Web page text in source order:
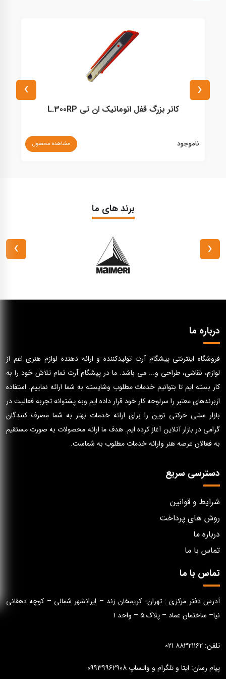
کاتر بزرگ قفل اتوماتیک ان تی L.300RP
ناموجود مشاهده محصول
‹
›
برند های ما
‹
›
درباره ما
فروشگاه اینترنتی پیشگام آرت تولیدکننده و ارائه دهنده لوازم هنری اعم از
لوازم، نقاشی، طراحی و... می باشد. ما در پیشگام آرت تمام تلاش خود را به
کار بسته ایم تا بتوانیم خدمات مطلوب وشایسته به شما ارائه نماییم. استفاده
ازبرندهای معتبر را سرلوحه کار خود قرار داده ایم وبه پشتوانه تجربه فعالیت در
بازار سنتی حرکتی نوین را برای ارائه خدمات بهتر به شما مصرف کنندگان
گرامی در بازار آنلاین آغاز کرده ایم. هدف ما ارائه محصولات به صورت مستقیم
به فعالان عرصه هنر وارائه خدمات مطلوب به شماست.
دسترسی سریع
شرایط و قوانین
روش های پرداخت
درباره ما
تماس با ما
تماس با ما
آدرس دفتر مرکزی : تهران- کریمخان زند – ایرانشهر شمالی – کوچه دهقانی
نیا– ساختمان عماد – پلاک ۵ – واحد ۱
تلفن: ۸۸۳۲۱۱۶۲ ۰۲۱
پیام رسان: ایتا و تلگرام و واتساپ ۰۹۹۳۹۹۶۲۹۰۸